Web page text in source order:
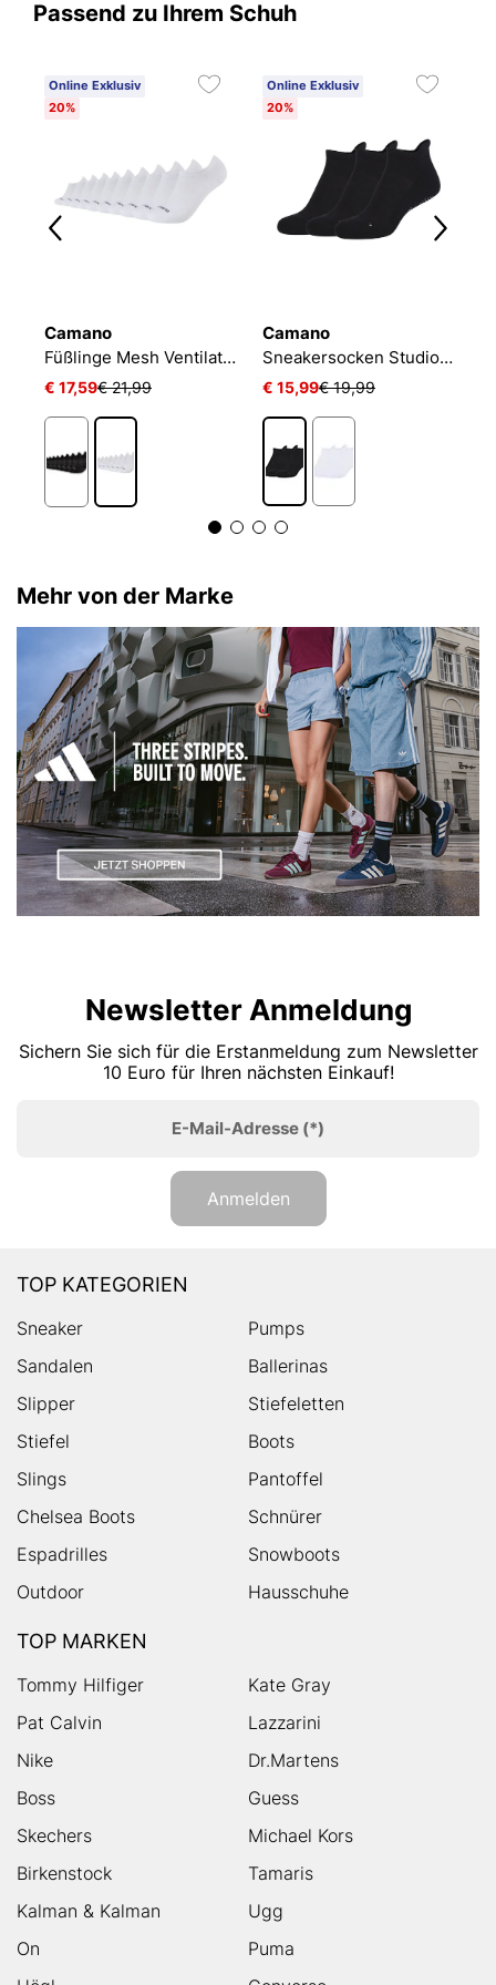
Passend zu Ihrem Schuh
Online Exklusiv
20%
Camano
Füßlinge Mesh Ventilation
€ 17,59€ 21,99
Online Exklusiv
20%
Camano
Sneakersocken Studio-Line Pilates und Yoga
€ 15,99€ 19,99
Mehr von der Marke
Newsletter Anmeldung
Sichern Sie sich für die Erstanmeldung zum Newsletter
10 Euro für Ihren nächsten Einkauf!
E-Mail-Adresse (*)
Anmelden
TOP KATEGORIEN
Sneaker
Pumps
Sandalen
Ballerinas
Slipper
Stiefeletten
Stiefel
Boots
Slings
Pantoffel
Chelsea Boots
Schnürer
Espadrilles
Snowboots
Outdoor
Hausschuhe
TOP MARKEN
Tommy Hilfiger
Kate Gray
Pat Calvin
Lazzarini
Nike
Dr.Martens
Boss
Guess
Skechers
Michael Kors
Birkenstock
Tamaris
Kalman & Kalman
Ugg
On
Puma